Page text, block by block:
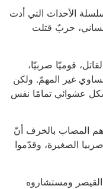
الأحداث التي أدت
حربٌ قتلت
قوميّا صربيّا،
غير المهمّ. ولكن
عشوائي تمامًا نفس
المصاب بالخرف أنّ
الصغيرة، وقدّموا
ومستشاروه